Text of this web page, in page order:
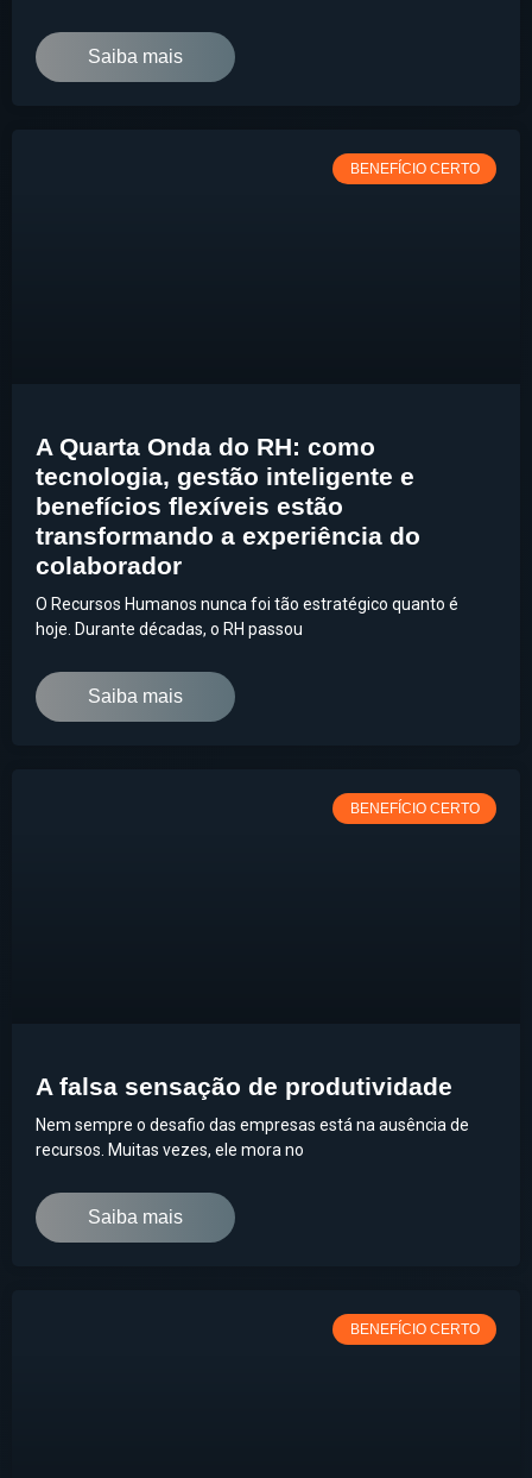
Saiba mais
BENEFÍCIO CERTO
A Quarta Onda do RH: como
tecnologia, gestão inteligente e
benefícios flexíveis estão
transformando a experiência do
colaborador
O Recursos Humanos nunca foi tão estratégico quanto é
hoje. Durante décadas, o RH passou
Saiba mais
BENEFÍCIO CERTO
A falsa sensação de produtividade
Nem sempre o desafio das empresas está na ausência de
recursos. Muitas vezes, ele mora no
Saiba mais
BENEFÍCIO CERTO